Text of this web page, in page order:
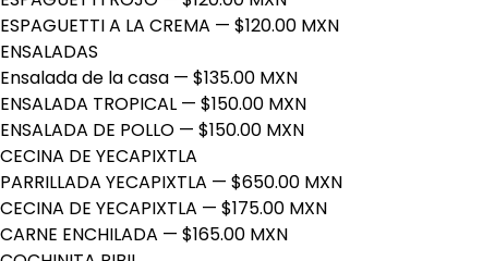
ESPAGUETTI A LA CREMA — $120.00 MXN
ENSALADAS
Ensalada de la casa — $135.00 MXN
ENSALADA TROPICAL — $150.00 MXN
ENSALADA DE POLLO — $150.00 MXN
CECINA DE YECAPIXTLA
PARRILLADA YECAPIXTLA — $650.00 MXN
CECINA DE YECAPIXTLA — $175.00 MXN
CARNE ENCHILADA — $165.00 MXN